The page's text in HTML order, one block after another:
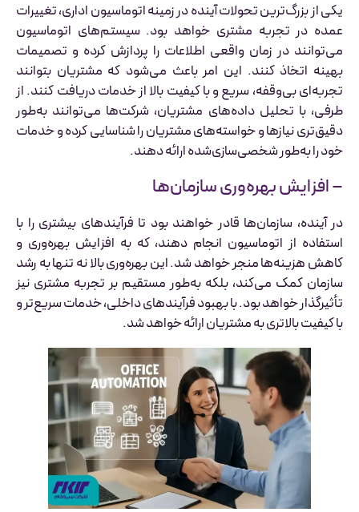
یکی از بزرگ‌ترین تحولات آینده در زمینه اتوماسیون اداری، تغییرات
عمده در تجربه مشتری خواهد بود. سیستم‌های اتوماسیون
می‌توانند در زمان واقعی اطلاعات را پردازش کرده و تصمیمات
بهینه اتخاذ کنند. این امر باعث می‌شود که مشتریان بتوانند
تجربه‌ای بی‌وقفه، سریع و با کیفیت بالا از خدمات دریافت کنند. از
طرفی، با تحلیل داده‌های مشتریان، شرکت‌ها می‌توانند به‌طور
دقیق‌تری نیازها و خواسته‌های مشتریان را شناسایی کرده و خدمات
خود را به‌طور شخصی‌سازی‌شده ارائه دهند.
– افزایش بهره‌وری سازمان‌ها
در آینده، سازمان‌ها قادر خواهند بود تا فرآیندهای بیشتری را با
استفاده از اتوماسیون انجام دهند، که به افزایش بهره‌وری و
کاهش هزینه‌ها منجر خواهد شد. این بهره‌وری بالا نه تنها به رشد
سازمان کمک می‌کند، بلکه به‌طور مستقیم بر تجربه مشتری نیز
تأثیرگذار خواهد بود. با بهبود فرآیندهای داخلی، خدمات سریع‌تر و
با کیفیت بالاتری به مشتریان ارائه خواهد شد.